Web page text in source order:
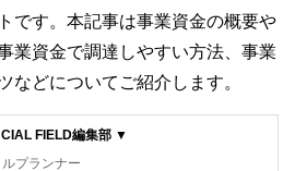
です。本記事は事業資金の概要や
業資金で調達しやすい方法、事業
などについてご紹介します。
FIELD編集部 ▼
プランナー